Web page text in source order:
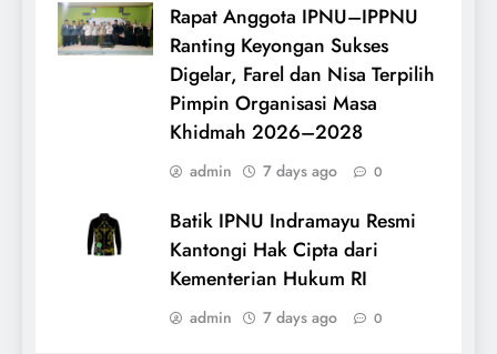
Rapat Anggota IPNU–IPPNU
Ranting Keyongan Sukses
Digelar, Farel dan Nisa Terpilih
Pimpin Organisasi Masa
Khidmah 2026–2028
admin 7 days ago 0
Batik IPNU Indramayu Resmi
Kantongi Hak Cipta dari
Kementerian Hukum RI
admin 7 days ago 0